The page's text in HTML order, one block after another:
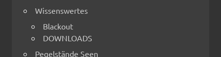
Wissenswertes
Blackout
DOWNLOADS
Pegelstände Seen